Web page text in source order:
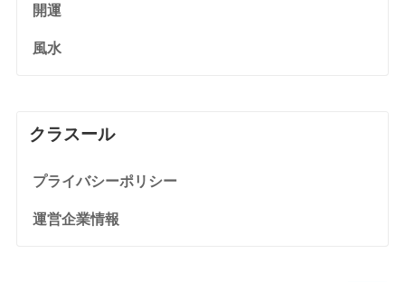
開運
風水
クラスール
プライバシーポリシー
運営企業情報